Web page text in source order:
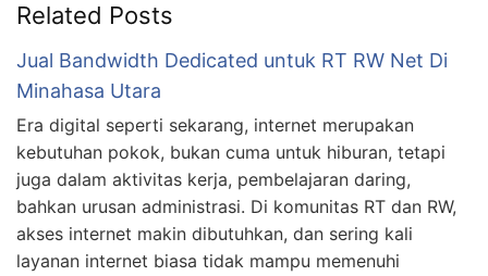
Related Posts
Jual Bandwidth Dedicated untuk RT RW Net Di
Minahasa Utara
Era digital seperti sekarang, internet merupakan
kebutuhan pokok, bukan cuma untuk hiburan, tetapi
juga dalam aktivitas kerja, pembelajaran daring,
bahkan urusan administrasi. Di komunitas RT dan RW,
akses internet makin dibutuhkan, dan sering kali
layanan internet biasa tidak mampu memenuhi